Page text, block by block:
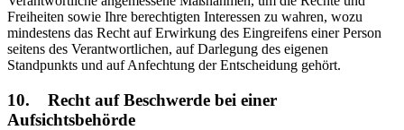
Freiheiten sowie Ihre berechtigten Interessen zu wahren, wozu
mindestens das Recht auf Erwirkung des Eingreifens einer Person
seitens des Verantwortlichen, auf Darlegung des eigenen
Standpunkts und auf Anfechtung der Entscheidung gehört.
10. Recht auf Beschwerde bei einer
Aufsichtsbehörde